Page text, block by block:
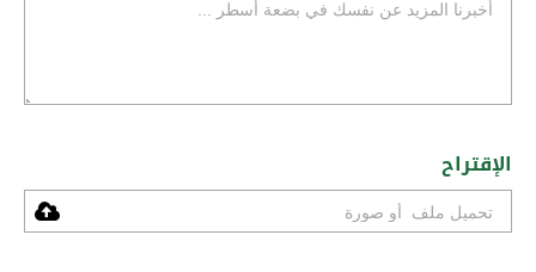
الإقتراح